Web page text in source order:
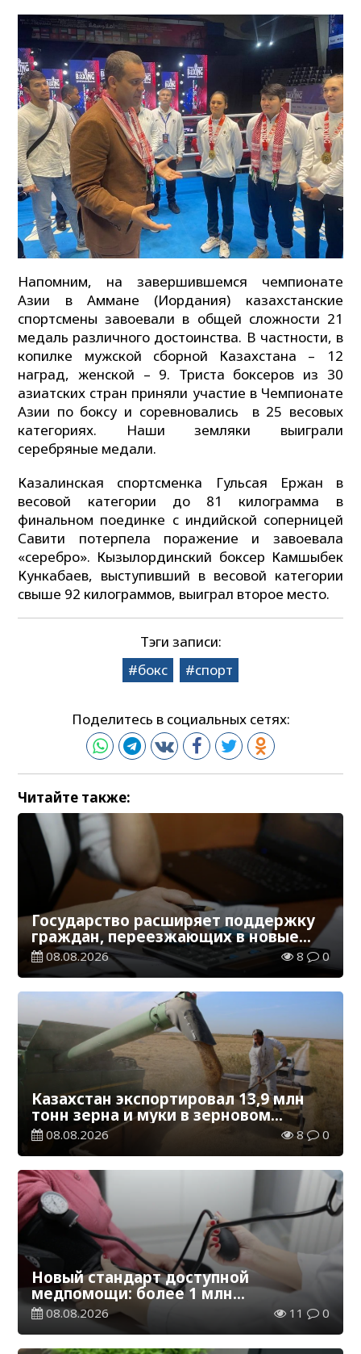
Напомним, на завершившемся чемпионате
Азии в Аммане (Иордания) казахстанские
спортсмены завоевали в общей сложности 21
медаль различного достоинства. В частности, в
копилке мужской сборной Казахстана – 12
наград, женской – 9. Триста боксеров из 30
азиатских стран приняли участие в Чемпионате
Азии по боксу и соревновались в 25 весовых
категориях. Наши земляки выиграли
серебряные медали.
Казалинская спортсменка Гульсая Ержан в
весовой категории до 81 килограмма в
финальном поединке с индийской соперницей
Савити потерпела поражение и завоевала
«серебро». Кызылординский боксер Камшыбек
Кункабаев, выступивший в весовой категории
свыше 92 килограммов, выиграл второе место.
Тэги записи:
бокс
спорт
Поделитесь в социальных сетях:
Читайте также:
Государство расширяет поддержку
граждан, переезжающих в новые
регионы для работы
08.08.2026 8 0
Казахстан экспортировал 13,9 млн
тонн зерна и муки в зерновом
эквиваленте
08.08.2026 8 0
Новый стандарт доступной
медпомощи: более 1 млн
казахстанцев получили
телемедицинские услуги
08.08.2026 11 0